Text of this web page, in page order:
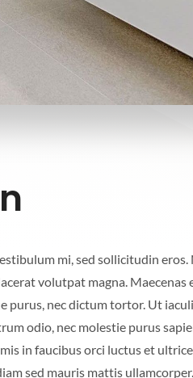
sed mauris mattis ullamcorper.